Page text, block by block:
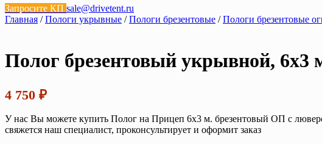
Запросите КП sale@drivetent.ru
Главная /Пологи укрывные /Пологи брезентовые /Пологи брезентовые
Полог брезентовый укрывной, 6х3
4 750 ₽
У нас Вы можете купить Полог на Прицеп 6х3 м. брезентовый ОП с
свяжется наш специалист, проконсультирует и оформит заказ